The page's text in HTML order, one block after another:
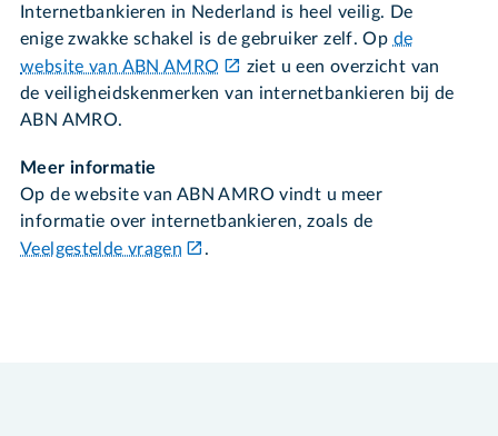
Internetbankieren in Nederland is heel veilig. De
enige zwakke schakel is de gebruiker zelf. Op de
website van ABN AMRO
ziet u een overzicht van
de veiligheidskenmerken van internetbankieren bij de
ABN AMRO.
Meer informatie
Op de website van ABN AMRO vindt u meer
informatie over internetbankieren, zoals de
Veelgestelde vragen
.